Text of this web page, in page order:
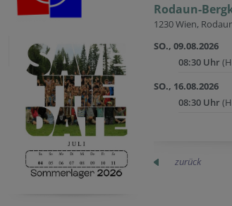
Rodaun-
1230 Wien,
SO., 09.08.2026
08:30 Uhr
SO., 16.08.2026
08:30 Uhr
zurück